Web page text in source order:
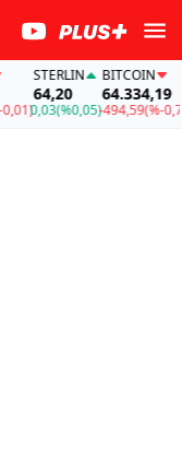
STERLIN
64,20
0,03(%0,05)
BITCOIN
64.334,19
-494,59(%-0,76)